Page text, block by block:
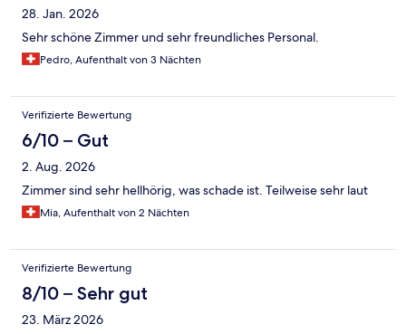
28. Jan. 2026
Sehr schöne Zimmer und sehr freundliches Personal.
Pedro, Aufenthalt von 3 Nächten
Verifizierte Bewertung
6/10 – Gut
2. Aug. 2026
Zimmer sind sehr hellhörig, was schade ist. Teilweise sehr laut
Mia, Aufenthalt von 2 Nächten
Verifizierte Bewertung
8/10 – Sehr gut
23. März 2026